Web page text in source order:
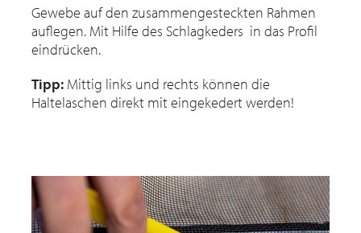
Gewebe auf den zusammengesteckten Rahmen
auflegen. Mit Hilfe des Schlagkeders in das Profil
eindrücken.
Tipp: Mittig links und rechts können die
Haltelaschen direkt mit eingekedert werden!